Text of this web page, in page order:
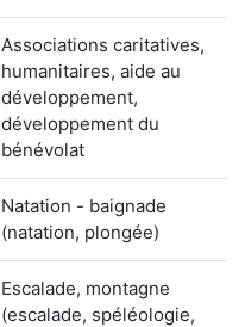
Associations caritatives,
humanitaires, aide au
développement,
développement du
bénévolat
Natation - baignade
(natation, plongée)
Escalade, montagne
(escalade, spéléologie,